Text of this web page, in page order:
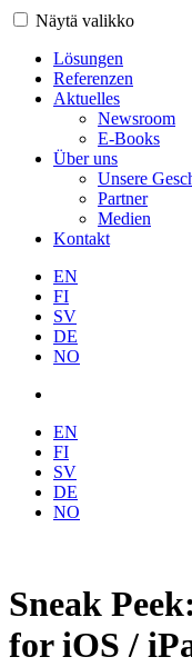
Näytä valikko
Lösungen
Referenzen
Aktuelles
Newsroom
E-Books
Über uns
Unsere
Partner
Medien
Kontakt
EN
FI
SV
DE
NO
EN
FI
SV
DE
NO
Sneak
for iOS /